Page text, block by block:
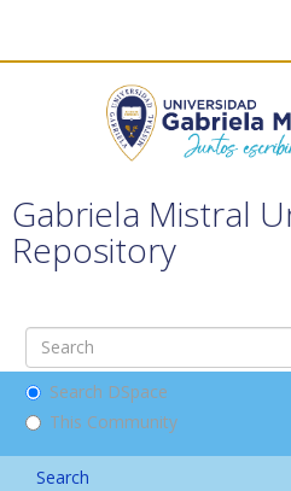
Gabriela Mistral
Repository
Search DSpace
This Community
Search